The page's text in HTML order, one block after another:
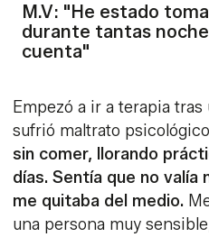
M.V: "He estado
durante tantas
cuenta"
Empezó a ir a terapia
sufrió maltrato
sin comer, llorando
días. Sentía que no valía
me quitaba del medio.
una persona muy